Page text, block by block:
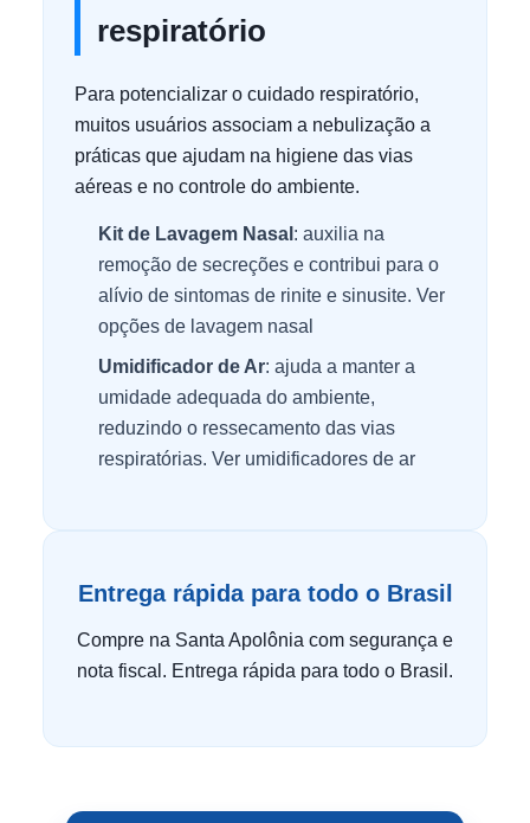
respiratório
Para potencializar o cuidado respiratório,
muitos usuários associam a nebulização a
práticas que ajudam na higiene das vias
aéreas e no controle do ambiente.
Kit de Lavagem Nasal : auxilia na
remoção de secreções e contribui para o
alívio de sintomas de rinite e sinusite. Ver
opções de lavagem nasal
Umidificador de Ar: ajuda a manter a
umidade adequada do ambiente,
reduzindo o ressecamento das vias
respiratórias. Ver umidificadores de ar
Entrega rápida para todo o Brasil
Compre na Santa Apolônia com segurança e
nota fiscal. Entrega rápida para todo o Brasil.